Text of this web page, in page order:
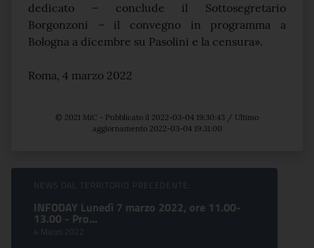
dedicato – conclude il Sottosegretario
Borgonzoni – il convegno in programma a
Bologna a dicembre su Pasolini e la censura».
Roma, 4 marzo 2022
© 2021 MiC - Pubblicato il 2022-03-04 19:30:43 / Ultimo
aggiornamento 2022-03-04 19:31:00
Sfoglia comunicati
NEWS DAL TERRITORIO PRECEDENTE:
INFODAY Lunedì 7 marzo 2022, ore 11.00-
13.00 - Pro...
4 Marzo 2022